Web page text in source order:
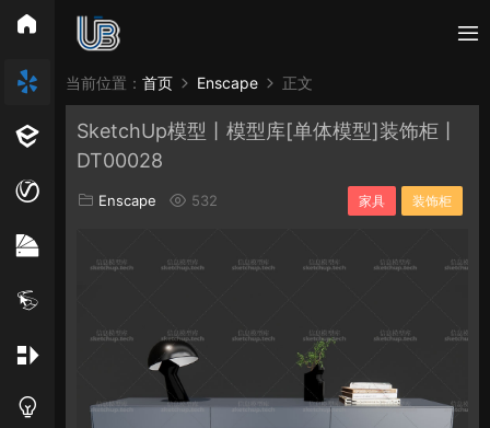
所有分类
Enscape PB3构件 构件 轮廓
当前位置： 首页 Enscape 正文
SketchUp模型丨模型库[单体模型]装饰柜丨
DT00028
Enscape 532 家具 装饰柜